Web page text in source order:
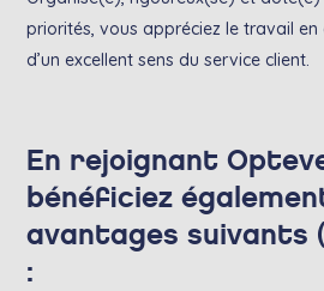
priorités, vous appréciez le travail
d’un excellent sens du service client.
En rejoignant
bénéficiez
avantages suivants
: